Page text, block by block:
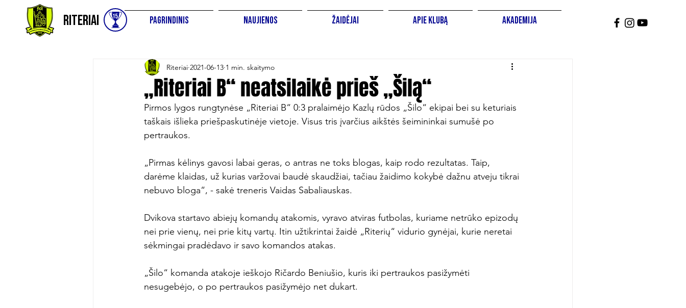
Riteriai Pagrindinis Naujienos Žaidėjai Apie Klubą Akademija
„Riteriai B“ neatsilaikė prieš „Šilą“
Riteriai 2021-06-13 1 min. skaitymo
Pirmos lygos rungtynėse „Riteriai B“ 0:3 pralaimėjo Kazlų rūdos „Šilo“ ekipai bei su keturiais
taškais išlieka priešpaskutinėje vietoje. Visus tris įvarčius aikštės šeimininkai sumušė po
pertraukos.
„Pirmas kėlinys gavosi labai geras, o antras ne toks blogas, kaip rodo rezultatas. Taip,
darėme klaidas, už kurias varžovai baudė skaudžiai, tačiau žaidimo kokybė dažnu atveju tikrai
nebuvo bloga“, - sakė treneris Vaidas Sabaliauskas.
Dvikova startavo abiejų komandų atakomis, vyravo atviras futbolas, kuriame netrūko epizodų
nei prie vienų, nei prie kitų vartų. Itin užtikrintai žaidė „Riterių“ vidurio gynėjai, kurie neretai
sėkmingai pradėdavo ir savo komandos atakas.
„Šilo“ komanda atakoje ieškojo Ričardo Beniušio, kuris iki pertraukos pasižymėti
nesugebėjo, o po pertraukos pasižymėjo net dukart.